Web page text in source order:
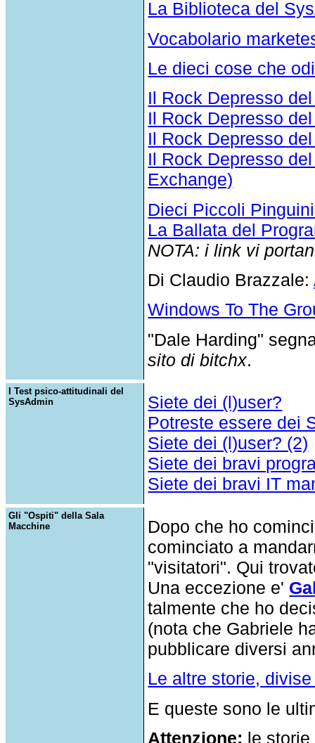
La Biblioteca del
Vocabolario
Le dieci cose che
Il Rock Depresso
Il Rock Depresso
Il Rock Depresso
Il Rock Depresso
Exchange)
Dieci Piccoli
La Ballata del
NOTA: i link vi
Di Claudio Brazzale:
Windows To The
"Dale Harding"
sito di bitchx.
I Test psico-attitudinali del
SysAdmin
Siete dei (l)user?
Potreste essere dei
Siete dei (l)user? (2)
Siete dei bravi
Siete dei bravi IT
Gli "Ospiti" della Sala
Macchine
Dopo che ho
cominciato a
"visitatori". Qui
Una eccezione e'
talmente che ho
(nota che Gabriele
pubblicare diversi
Le altre storie,
E queste sono le
Attenzione: le